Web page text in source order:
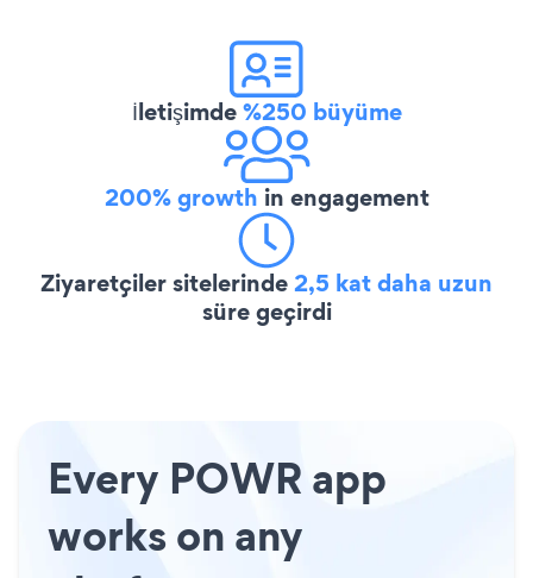
İletişimde%250 büyüme
200% growth in engagement
Ziyaretçiler sitelerinde2,5 kat daha uzun
süre geçirdi
Every POWR app
works on any